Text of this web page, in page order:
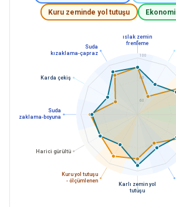
Kuru zeminde yol tutuşu Ekonomi
60
80
100
ıslak zemin
frenleme
Karlı zemin yol
tutuşu
Kuru yol tutuşu
- ölçümlenen
Harici gürültü
Suda
kızaklama-boyuna
Karda çekiş
Suda
kızaklama-çapraz